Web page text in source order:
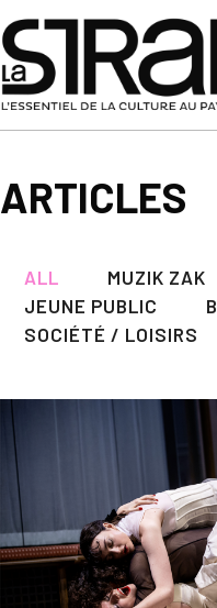
ARTICLES
ALL MUZIK ZAK
JEUNE PUBLIC
SOCIÉTÉ / LOISIRS